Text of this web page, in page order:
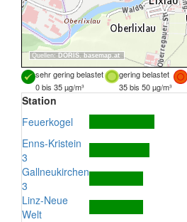
Quellen: DORIS, basemap.at
sehr gering belastet gering belastet
0 bis 35 µg/m³
35 bis 50 µg/m³
Station
Feuerkogel
Enns-Kristein
3
Gallneukirchen
3
Linz-Neue
Welt